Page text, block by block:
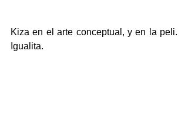
Kiza en el arte conceptual, y en la peli.
Igualita.